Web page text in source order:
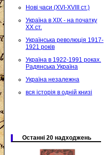
Нові часи (XVI-XVIII ст.)
Україна в XIX - на початку
XX ст.
Українська революція 1917-
1921 років
Україна в 1922-1991 роках.
Радянська Україна
Україна незалежна
вся історія в одній книзі
Останні 20 надходжень